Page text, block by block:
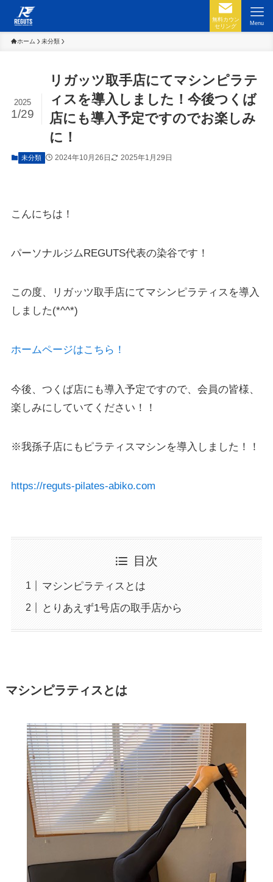
無料カウン
セリング
Menu
ホーム 未分類
リガッツ取手店にてマシンピラテ
ィスを導入しました！今後つくば
店にも導入予定ですのでお楽しみ
に！
2025
1/29
未分類 2024年10月26日 2025年1月29日
こんにちは！
パーソナルジムREGUTS代表の染谷です！
この度、リガッツ取手店にてマシンピラティスを導入
しました(*^^*)
ホームページはこちら！
今後、つくば店にも導入予定ですので、会員の皆様、
楽しみにしていてください！！
※我孫子店にもピラティスマシンを導入しました！！
https://reguts-pilates-abiko.com
目次
マシンピラティスとは
とりあえず1号店の取手店から
マシンピラティスとは